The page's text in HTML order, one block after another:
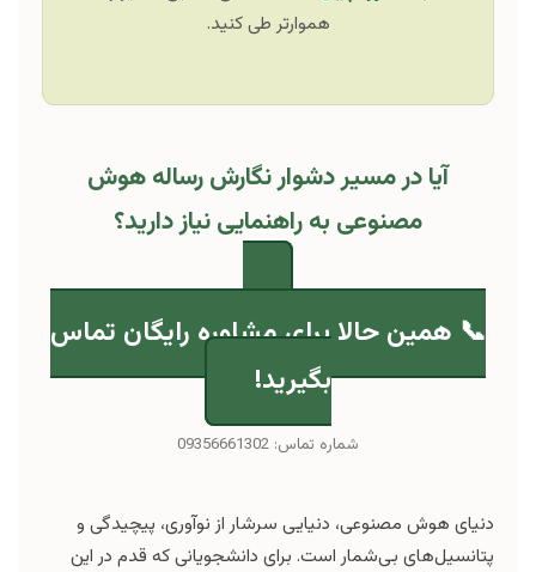
هموارتر طی کنید.
آیا در مسیر دشوار نگارش رساله هوش
مصنوعی به راهنمایی نیاز دارید؟
📞 همین حالا برای مشاوره رایگان تماس
بگیرید!
شماره تماس: 09356661302
دنیای هوش مصنوعی، دنیایی سرشار از نوآوری، پیچیدگی و
پتانسیل‌های بی‌شمار است. برای دانشجویانی که قدم در این